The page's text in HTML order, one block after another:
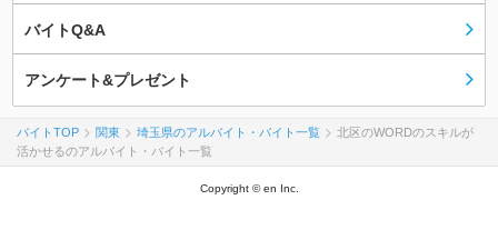
バイトQ&A
アンケート&プレゼント
バイトTOP 関東 埼玉県のアルバイト・バイト一覧
北区のWORDのスキルが
活かせるのアルバイト・バイト一覧
Copyright © en Inc.